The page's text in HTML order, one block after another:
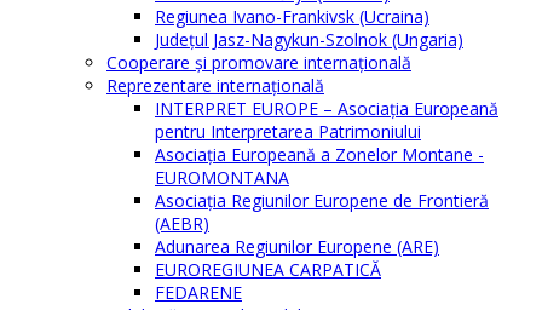
Regiunea Ivano-Frankivsk (Ucraina)
Judeţul Jasz-Nagykun-Szolnok (Ungaria)
Cooperare şi promovare internaţională
Reprezentare internaţională
INTERPRET EUROPE – Asociația Europeană
pentru Interpretarea Patrimoniului
Asociația Europeană a Zonelor Montane -
EUROMONTANA
Asociația Regiunilor Europene de Frontieră
(AEBR)
Adunarea Regiunilor Europene (ARE)
EUROREGIUNEA CARPATICĂ
FEDARENE